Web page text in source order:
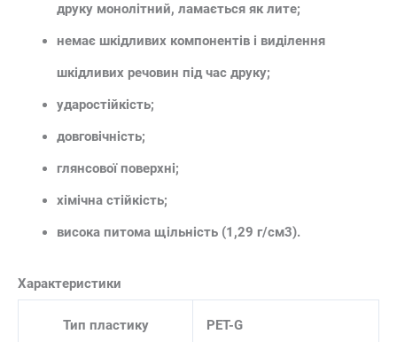
друку монолітний, ламається як лите;
немає шкідливих компонентів і виділення
шкідливих речовин під час друку;
ударостійкість;
довговічність;
глянсової поверхні;
хімічна стійкість;
висока питома щільність (1,29 г/см3).
Характеристики
Тип пластику PET-G